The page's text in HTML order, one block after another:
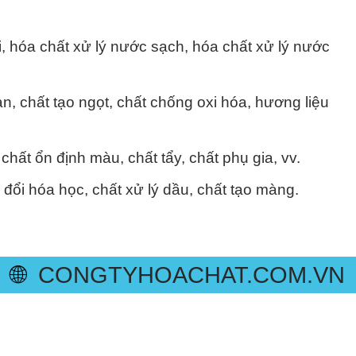
chất xử lý nước sạch, hóa chất xử lý nước
chất tạo ngọt, chất chống oxi hóa, hương liệu
ổn định màu, chất tẩy, chất phụ gia, vv.
hóa học, chất xử lý dầu, chất tạo màng.
🌐 CONGTYHOACHAT.COM.VN